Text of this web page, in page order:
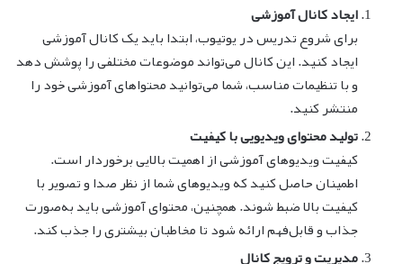
ایجاد کانال آموزشی
برای شروع تدریس در یوتیوب، ابتدا باید یک کانال آموزشی
ایجاد کنید. این کانال می‌تواند موضوعات مختلفی را پوشش دهد
و با تنظیمات مناسب، شما می‌توانید محتواهای آموزشی خود را
منتشر کنید.
تولید محتوای ویدیویی با کیفیت
کیفیت ویدیوهای آموزشی از اهمیت بالایی برخوردار است.
اطمینان حاصل کنید که ویدیوهای شما از نظر صدا و تصویر با
کیفیت بالا ضبط شوند. همچنین، محتوای آموزشی باید به‌صورت
جذاب و قابل‌فهم ارائه شود تا مخاطبان بیشتری را جذب کند.
مدیریت و ترویج کانال